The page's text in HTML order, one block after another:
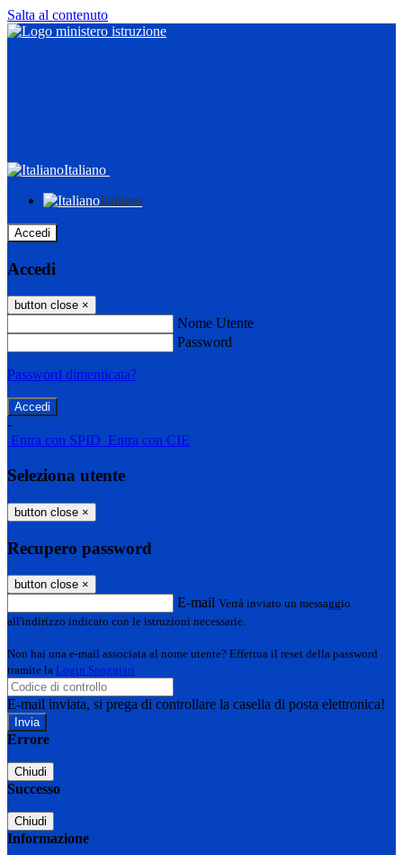
Salta al contenuto
Italiano
Italiano
Accedi
Accedi
button close ×
Nome Utente
Password
Password dimenticata?
-
Entra con SPID Entra con CIE
Seleziona utente
button close ×
Recupero password
button close ×
E-mail Verrà inviato un messaggio
all'indirizzo indicato con le istruzioni necessarie.
Non hai una e-mail associata al nome utente? Effettua il reset della password
tramite la Login Spaggiari
E-mail inviata, si prega di controllare la casella di posta elettronica!
Errore
Chiudi
Successo
Chiudi
Informazione